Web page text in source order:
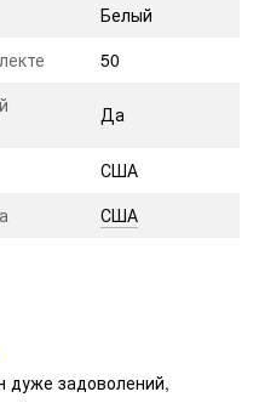
Белый
50
Да
США
США
дуже задоволений,